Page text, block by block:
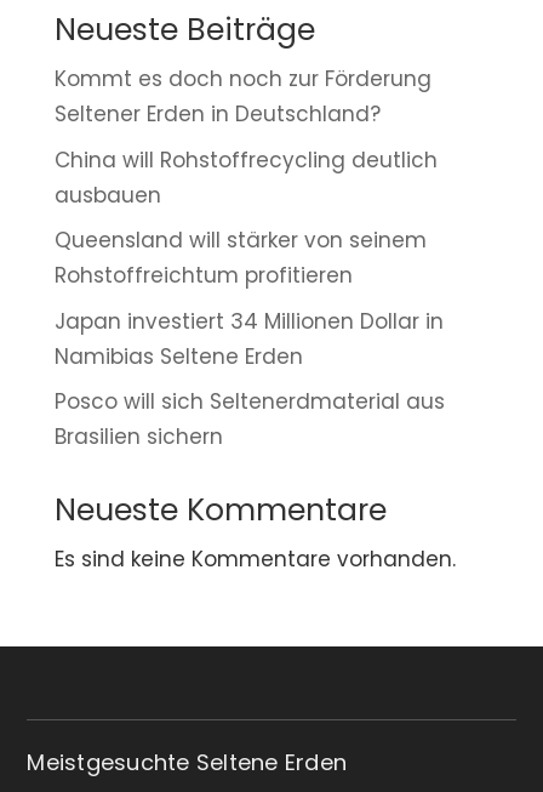
Neueste Beiträge
Kommt es doch noch zur Förderung
Seltener Erden in Deutschland?
China will Rohstoffrecycling deutlich
ausbauen
Queensland will stärker von seinem
Rohstoffreichtum profitieren
Japan investiert 34 Millionen Dollar in
Namibias Seltene Erden
Posco will sich Seltenerdmaterial aus
Brasilien sichern
Neueste Kommentare
Es sind keine Kommentare vorhanden.
Meistgesuchte Seltene Erden